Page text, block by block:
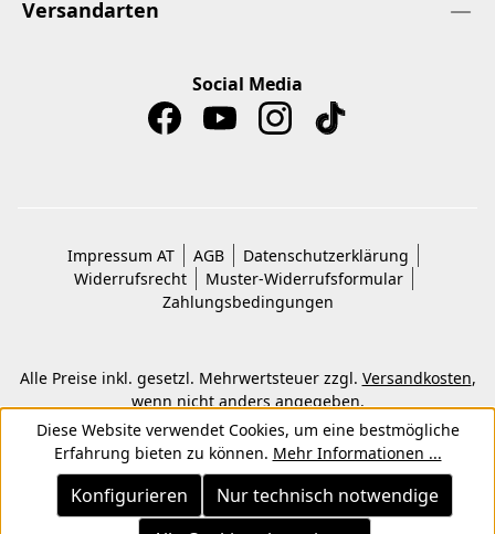
Versandarten
Social Media
Impressum AT AGB
Datenschutzerklärung
Widerrufsrecht
Muster-Widerrufsformular
Zahlungsbedingungen
Alle Preise inkl. gesetzl. Mehrwertsteuer zzgl. Versandkosten,
wenn nicht anders angegeben.
© 2026 Copyright © Kwon KG. Alle Rechte vorbehalten.
Diese Website verwendet Cookies, um eine bestmögliche
Erfahrung bieten zu können. Mehr Informationen ...
Nur technisch notwendige
Konfigurieren